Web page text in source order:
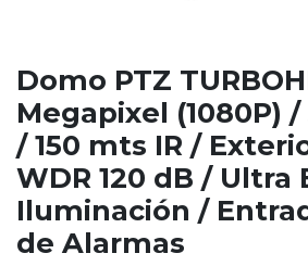
Domo PTZ
Megapixel (1080P)
/ 150 mts IR /
WDR 120 dB / Ultra
Iluminación /
de Alarmas